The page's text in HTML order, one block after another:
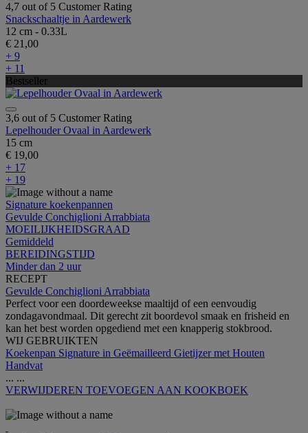
4,7 out of 5 Customer Rating
Snackschaaltje in Aardewerk
12 cm - 0.33L
€ 21,00
+ 9
+ 11
Bestseller
3,6 out of 5 Customer Rating
Lepelhouder Ovaal in Aardewerk
15 cm
€ 19,00
+ 17
+ 19
Signature koekenpannen
Gevulde Conchiglioni Arrabbiata
MOEILIJKHEIDSGRAAD
Gemiddeld
BEREIDINGSTIJD
Minder dan 2 uur
RECEPT
Gevulde Conchiglioni Arrabbiata
Perfect voor een doordeweekse maaltijd of een eenvoudig
zondagavondmaal. Dit gerecht zit boordevol smaak en frisheid en
kan het best worden opgediend met een knapperig stokbrood.
WIJ GEBRUIKTEN
Koekenpan Signature in Geëmailleerd Gietijzer met Houten
Handvat
... ...
VERWIJDEREN TOEVOEGEN AAN KOOKBOEK